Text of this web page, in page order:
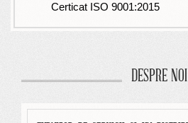
Certicat ISO 9001:2015
DESPRE NOI